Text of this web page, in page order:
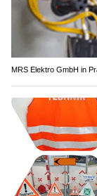
MRS Elektro GmbH in